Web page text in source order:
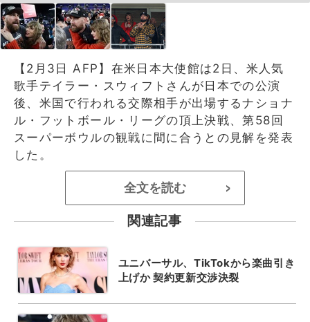
【2月3日 AFP】在米日本大使館は2日、米人気
歌手テイラー・スウィフトさんが日本での公演
後、米国で行われる交際相手が出場するナショナ
ル・フットボール・リーグの頂上決戦、第58回
スーパーボウルの観戦に間に合うとの見解を発表
した。
全文を読む >
関連記事
ユニバーサル、TikTokから楽曲引き
上げか 契約更新交渉決裂